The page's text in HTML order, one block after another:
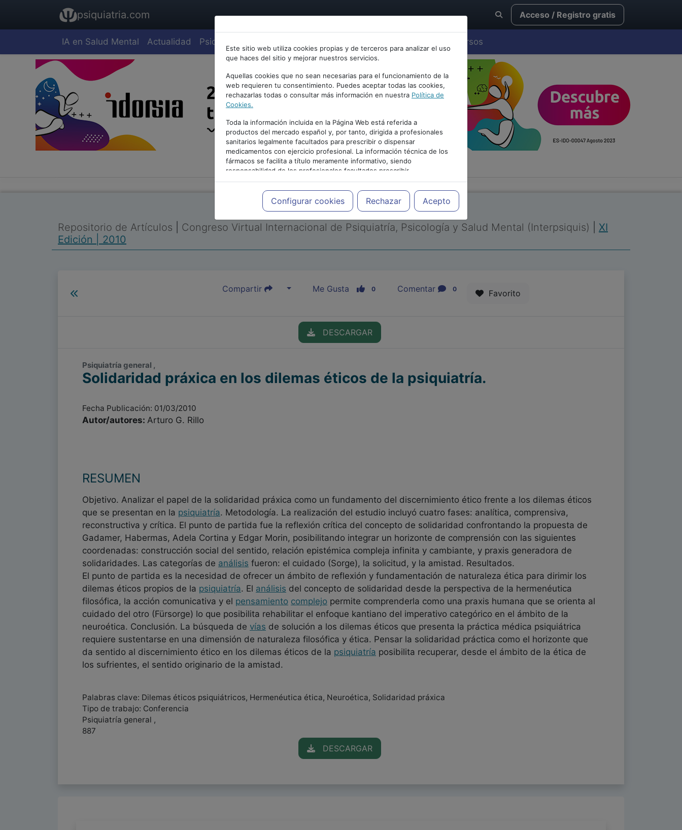
psiquiatria.com Acceso / Registro gratis
IA en Salud Mental Actualidad Psiquiatría Cursos
Este sitio web utiliza cookies propias y de terceros para analizar el uso
que haces del sitio y mejorar nuestros servicios.
Aquellas cookies que no sean necesarias para el funcionamiento de la
web requieren tu consentimiento. Puedes aceptar todas las cookies,
rechazarlas todas o consultar más información en nuestra Política de
Cookies.
Toda la información incluida en la Página Web está referida a
productos del mercado español y, por tanto, dirigida a profesionales
sanitarios legalmente facultados para prescribir o dispensar
medicamentos con ejercicio profesional. La información técnica de los
fármacos se facilita a título meramente informativo, siendo
responsabilidad de los profesionales facultados prescribir
medicamentos y decidir, en cada caso concreto, el tratamiento más
adecuado a las necesidades del paciente.
Configurar cookies Rechazar Acepto
PUBLICIDAD
Repositorio de Artículos Congreso Virtual Internacional de Psiquiatría, Psicología y Salud Mental (Interpsiquis)
XI
Edición | 2010
Compartir Me Gusta 0 Comentar 0 Favorito
DESCARGAR
Psiquiatría general ,
Solidaridad práxica en los dilemas éticos de la psiquiatría.
Fecha Publicación: 01/03/2010
Autor/autores: Arturo G. Rillo
RESUMEN
Objetivo. Analizar el papel de la solidaridad práxica como un fundamento del discernimiento ético frente a los dilemas éticos
que se presentan en la psiquiatría. Metodología. La realización del estudio incluyó cuatro fases: analítica, comprensiva,
reconstructiva y crítica. El punto de partida fue la reflexión crítica del concepto de solidaridad confrontando la propuesta de
Gadamer, Habermas, Adela Cortina y Edgar Morin, posibilitando integrar un horizonte de comprensión con las siguientes
coordenadas: construcción social del sentido, relación epistémica compleja infinita y cambiante, y praxis generadora de
solidaridades. Las categorías de análisis fueron: el cuidado (Sorge), la solicitud, y la amistad. Resultados.
El punto de partida es la necesidad de ofrecer un ámbito de reflexión y fundamentación de naturaleza ética para dirimir los
dilemas éticos propios de la psiquiatría. El análisis del concepto de solidaridad desde la perspectiva de la hermenéutica
filosófica, la acción comunicativa y el pensamiento complejo permite comprenderla como una praxis humana que se orienta al
cuidado del otro (Fürsorge) lo que posibilita rehabilitar el enfoque kantiano del imperativo categórico en el ámbito de la
neuroética. Conclusión. La búsqueda de vías de solución a los dilemas éticos que presenta la práctica médica psiquiátrica
requiere sustentarse en una dimensión de naturaleza filosófica y ética. Pensar la solidaridad práctica como el horizonte que
da sentido al discernimiento ético en los dilemas éticos de la psiquiatría posibilita recuperar, desde el ámbito de la ética de
los sufrientes, el sentido originario de la amistad.
Palabras clave: Dilemas éticos psiquiátricos, Hermenéutica ética, Neuroética, Solidaridad práxica
Tipo de trabajo: Conferencia
Psiquiatría general ,
887
DESCARGAR